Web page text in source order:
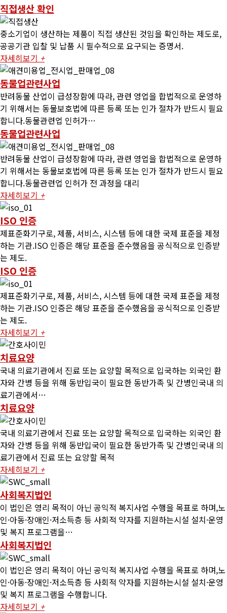
직접생산 확인
중소기업이 생산하는 제품이 직접 생산된 것임을 확인하는 제도로,
공공기관 입찰 및 납품 시 필수적으로 요구되는 증명서.
자세히보기 +
동물업관련사업
반려동물 산업이 급성장함에 따라, 관련 영업을 합법적으로 운영하
기 위해서는 동물보호법에 따른 등록 또는 인가 절차가 반드시 필요
합니다.동물관련업 인허가…
동물업관련사업
반려동물 산업이 급성장함에 따라, 관련 영업을 합법적으로 운영하
기 위해서는 동물보호법에 따른 등록 또는 인가 절차가 반드시 필요
합니다.동물관련업 인허가 전 과정을 대리
자세히보기 +
ISO 인증
제표준화기구로, 제품, 서비스, 시스템 등에 대한 국제 표준을 제정
하는 기관.ISO 인증은 해당 표준을 준수했음을 공식적으로 인증받
는 제도.
ISO 인증
제표준화기구로, 제품, 서비스, 시스템 등에 대한 국제 표준을 제정
하는 기관.ISO 인증은 해당 표준을 준수했음을 공식적으로 인증받
는 제도.
자세히보기 +
치료요양
국내 의료기관에서 진료 또는 요양할 목적으로 입국하는 외국인 환
자와 간병 등을 위해 동반입국이 필요한 동반가족 및 간병인국내 의
료기관에서…
치료요양
국내 의료기관에서 진료 또는 요양할 목적으로 입국하는 외국인 환
자와 간병 등을 위해 동반입국이 필요한 동반가족 및 간병인국내 의
료기관에서 진료 또는 요양할 목적
자세히보기 +
사회복지법인
이 법인은 영리 목적이 아닌 공익적 복지사업 수행을 목표로 하며,노
인·아동·장애인·저소득층 등 사회적 약자를 지원하는시설 설치·운영
및 복지 프로그램을…
사회복지법인
이 법인은 영리 목적이 아닌 공익적 복지사업 수행을 목표로 하며,노
인·아동·장애인·저소득층 등 사회적 약자를 지원하는시설 설치·운영
및 복지 프로그램을 수행합니다.
자세히보기 +